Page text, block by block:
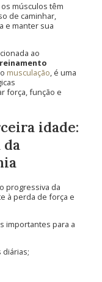
músculos têm
de caminhar,
e manter sua
ao
musculação, é uma
força, função e
idade:
da
progressiva da
à perda de força e
importantes para a
diárias;